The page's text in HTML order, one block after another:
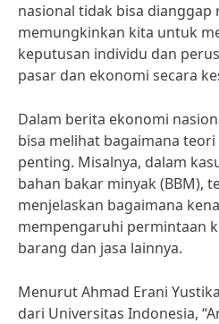
nasional tidak bisa dianggap
memungkinkan kita untuk
keputusan individu dan
pasar dan ekonomi secara
Dalam berita ekonomi
bisa melihat bagaimana
penting. Misalnya, dalam
bahan bakar minyak (BBM),
menjelaskan bagaimana
mempengaruhi permintaan
barang dan jasa lainnya.
Menurut Ahmad Erani
dari Universitas Indonesia,